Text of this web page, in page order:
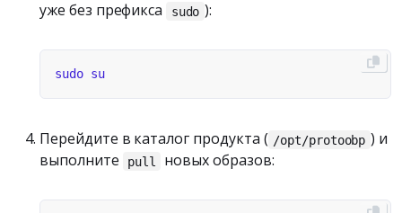
уже без префикса
sudo ):
sudo su
Перейдите в каталог продукта ( /opt/protoobp ) и
выполните
pull новых образов: